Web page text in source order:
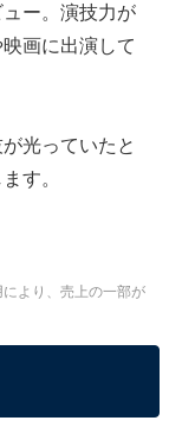
ー。演技力が
画に出演して
光っていたと
す。
より、売上の一部が
41票